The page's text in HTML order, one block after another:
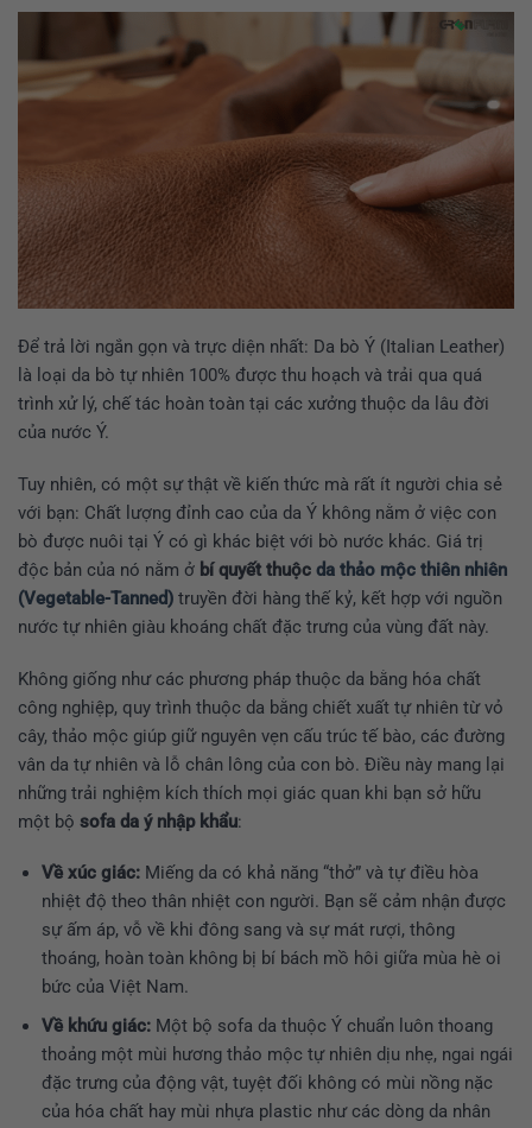
Để trả lời ngắn gọn và trực diện nhất: Da bò Ý (Italian Leather)
là loại da bò tự nhiên 100% được thu hoạch và trải qua quá
trình xử lý, chế tác hoàn toàn tại các xưởng thuộc da lâu đời
của nước Ý.
Tuy nhiên, có một sự thật về kiến thức mà rất ít người chia sẻ
với bạn: Chất lượng đỉnh cao của da Ý không nằm ở việc con
bò được nuôi tại Ý có gì khác biệt với bò nước khác. Giá trị
độc bản của nó nằm ở bí quyết thuộc da thảo mộc thiên nhiên
(Vegetable-Tanned) truyền đời hàng thế kỷ, kết hợp với nguồn
nước tự nhiên giàu khoáng chất đặc trưng của vùng đất này.
Không giống như các phương pháp thuộc da bằng hóa chất
công nghiệp, quy trình thuộc da bằng chiết xuất tự nhiên từ vỏ
cây, thảo mộc giúp giữ nguyên vẹn cấu trúc tế bào, các đường
vân da tự nhiên và lỗ chân lông của con bò. Điều này mang lại
những trải nghiệm kích thích mọi giác quan khi bạn sở hữu
một bộ sofa da ý nhập khẩu:
Về xúc giác:Miếng da có khả năng “thở” và tự điều hòa
nhiệt độ theo thân nhiệt con người. Bạn sẽ cảm nhận được
sự ấm áp, vỗ về khi đông sang và sự mát rượi, thông
thoáng, hoàn toàn không bị bí bách mồ hôi giữa mùa hè oi
bức của Việt Nam.
Về khứu giác:Một bộ sofa da thuộc Ý chuẩn luôn thoang
thoảng một mùi hương thảo mộc tự nhiên dịu nhẹ, ngai ngái
đặc trưng của động vật, tuyệt đối không có mùi nồng nặc
của hóa chất hay mùi nhựa plastic như các dòng da nhân